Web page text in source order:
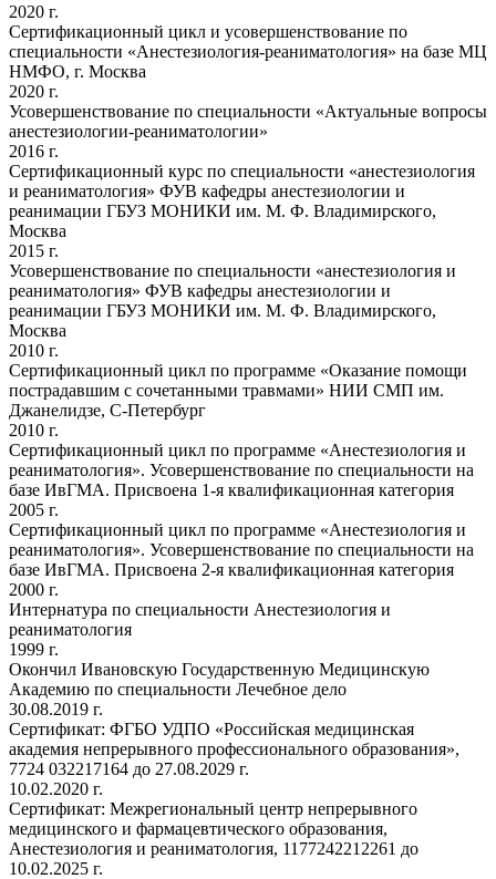
2020 г.
Сертификационный цикл и усовершенствование по
специальности «Анестезиология-реаниматология» на базе МЦ
НМФО, г. Москва
2020 г.
Усовершенствование по специальности «Актуальные вопросы
анестезиологии-реаниматологии»
2016 г.
Сертификационный курс по специальности «анестезиология
и реаниматология» ФУВ кафедры анестезиологии и
реанимации ГБУЗ МОНИКИ им. М. Ф. Владимирского,
Москва
2015 г.
Усовершенствование по специальности «анестезиология и
реаниматология» ФУВ кафедры анестезиологии и
реанимации ГБУЗ МОНИКИ им. М. Ф. Владимирского,
Москва
2010 г.
Сертификационный цикл по программе «Оказание помощи
пострадавшим с сочетанными травмами» НИИ СМП им.
Джанелидзе, С-Петербург
2010 г.
Сертификационный цикл по программе «Анестезиология и
реаниматология». Усовершенствование по специальности на
базе ИвГМА. Присвоена 1-я квалификационная категория
2005 г.
Сертификационный цикл по программе «Анестезиология и
реаниматология». Усовершенствование по специальности на
базе ИвГМА. Присвоена 2-я квалификационная категория
2000 г.
Интернатура по специальности Анестезиология и
реаниматология
1999 г.
Окончил Ивановскую Государственную Медицинскую
Академию по специальности Лечебное дело
30.08.2019 г.
Сертификат: ФГБО УДПО «Российская медицинская
академия непрерывного профессионального образования»,
7724 032217164 до 27.08.2029 г.
10.02.2020 г.
Сертификат: Межрегиональный центр непрерывного
медицинского и фармацевтического образования,
Анестезиология и реаниматология, 1177242212261 до
10.02.2025 г.